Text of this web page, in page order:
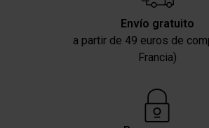
Envío gratuito
a partir de 49 euros de
Francia)